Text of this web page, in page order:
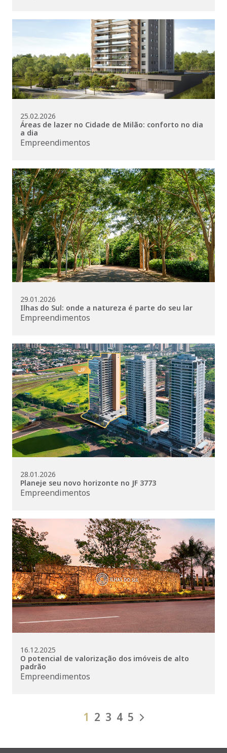
25.02.2026
Áreas de lazer no Cidade de Milão: conforto no dia
a dia
Empreendimentos
29.01.2026
Ilhas do Sul: onde a natureza é parte do seu lar
Empreendimentos
28.01.2026
Planeje seu novo horizonte no JF 3773
Empreendimentos
16.12.2025
O potencial de valorização dos imóveis de alto
padrão
Empreendimentos
1 2 3 4 5